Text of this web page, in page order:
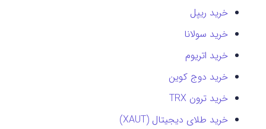
خرید ریپل
خرید سولانا
خرید اتریوم
خرید دوج کوین
خرید ترون TRX
خرید طلای دیجیتال (XAUT)